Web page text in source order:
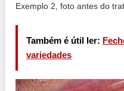
Exemplo 2, foto antes do
Também é útil ler:
variedades